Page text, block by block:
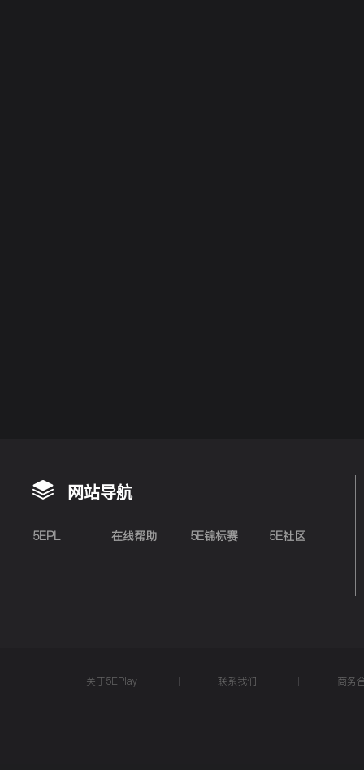
网站导航
5EPL 在线帮助 5E锦标赛 5E社区
关于5EPlay 联系我们 商务